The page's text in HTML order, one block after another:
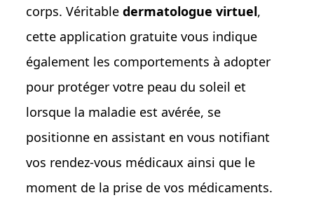
corps. Véritabledermatologue virtuel,
cette application gratuite vous indique
également les comportements à adopter
pour protéger votre peau du soleil et
lorsque la maladie est avérée, se
positionne en assistant en vous notifiant
vos rendez-vous médicaux ainsi que le
moment de la prise de vos médicaments.